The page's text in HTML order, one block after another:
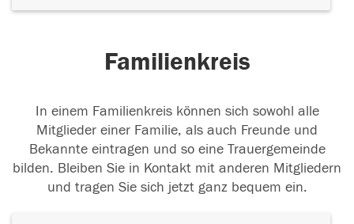
Familienkreis
In einem Familienkreis können sich sowohl alle
Mitglieder einer Familie, als auch Freunde und
Bekannte eintragen und so eine Trauergemeinde
bilden. Bleiben Sie in Kontakt mit anderen Mitgliedern
und tragen Sie sich jetzt ganz bequem ein.